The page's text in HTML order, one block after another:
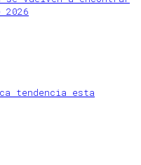
2026
tendencia esta